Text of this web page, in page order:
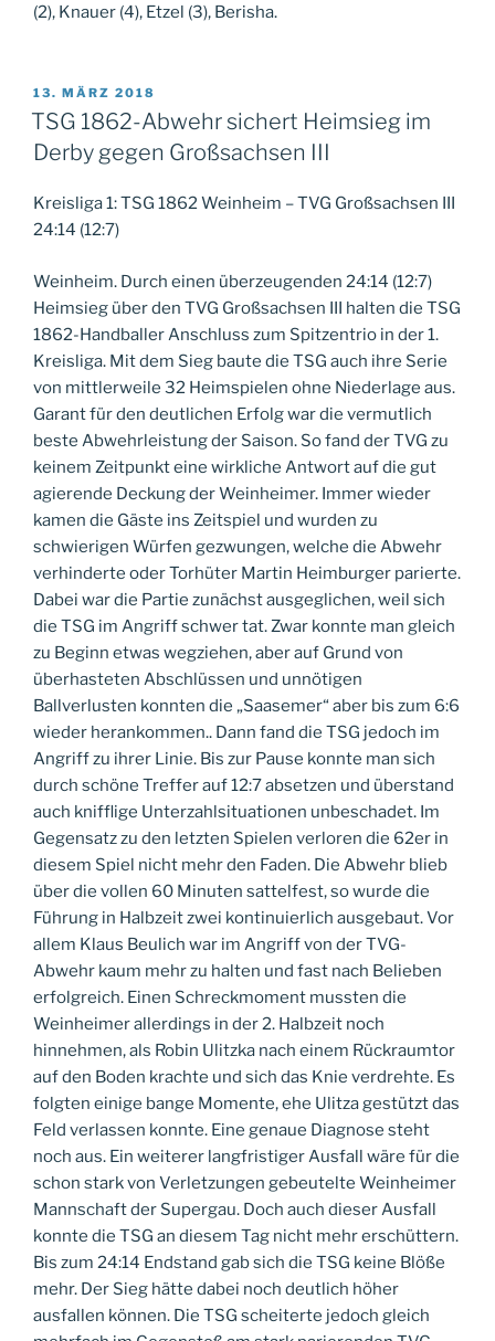
(2), Knauer (4), Etzel (3), Berisha.
VERÖFFENTLICHT
AM
13. MÄRZ 2018
TSG 1862-Abwehr sichert Heimsieg im
Derby gegen Großsachsen III
Kreisliga 1: TSG 1862 Weinheim – TVG Großsachsen III
24:14 (12:7)
Weinheim. Durch einen überzeugenden 24:14 (12:7)
Heimsieg über den TVG Großsachsen III halten die TSG
1862-Handballer Anschluss zum Spitzentrio in der 1.
Kreisliga. Mit dem Sieg baute die TSG auch ihre Serie
von mittlerweile 32 Heimspielen ohne Niederlage aus.
Garant für den deutlichen Erfolg war die vermutlich
beste Abwehrleistung der Saison. So fand der TVG zu
keinem Zeitpunkt eine wirkliche Antwort auf die gut
agierende Deckung der Weinheimer. Immer wieder
kamen die Gäste ins Zeitspiel und wurden zu
schwierigen Würfen gezwungen, welche die Abwehr
verhinderte oder Torhüter Martin Heimburger parierte.
Dabei war die Partie zunächst ausgeglichen, weil sich
die TSG im Angriff schwer tat. Zwar konnte man gleich
zu Beginn etwas wegziehen, aber auf Grund von
überhasteten Abschlüssen und unnötigen
Ballverlusten konnten die „Saasemer“ aber bis zum 6:6
wieder herankommen.. Dann fand die TSG jedoch im
Angriff zu ihrer Linie. Bis zur Pause konnte man sich
durch schöne Treffer auf 12:7 absetzen und überstand
auch knifflige Unterzahlsituationen unbeschadet. Im
Gegensatz zu den letzten Spielen verloren die 62er in
diesem Spiel nicht mehr den Faden. Die Abwehr blieb
über die vollen 60 Minuten sattelfest, so wurde die
Führung in Halbzeit zwei kontinuierlich ausgebaut. Vor
allem Klaus Beulich war im Angriff von der TVG-
Abwehr kaum mehr zu halten und fast nach Belieben
erfolgreich. Einen Schreckmoment mussten die
Weinheimer allerdings in der 2. Halbzeit noch
hinnehmen, als Robin Ulitzka nach einem Rückraumtor
auf den Boden krachte und sich das Knie verdrehte. Es
folgten einige bange Momente, ehe Ulitza gestützt das
Feld verlassen konnte. Eine genaue Diagnose steht
noch aus. Ein weiterer langfristiger Ausfall wäre für die
schon stark von Verletzungen gebeutelte Weinheimer
Mannschaft der Supergau. Doch auch dieser Ausfall
konnte die TSG an diesem Tag nicht mehr erschüttern.
Bis zum 24:14 Endstand gab sich die TSG keine Blöße
mehr. Der Sieg hätte dabei noch deutlich höher
ausfallen können. Die TSG scheiterte jedoch gleich